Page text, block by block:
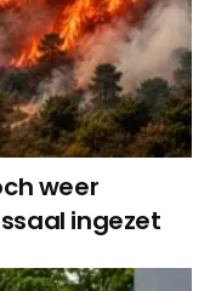
weer
ingezet